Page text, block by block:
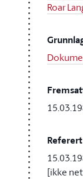
Roar
Referert
[ikke